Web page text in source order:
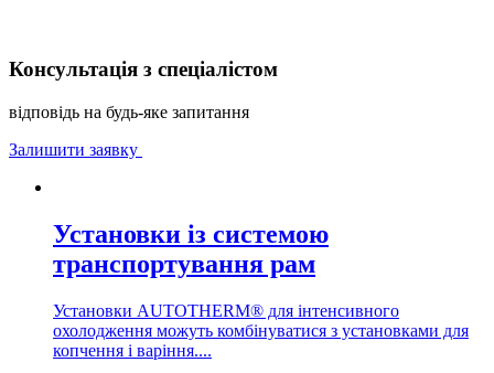
Консультація з спеціалістом
відповідь на будь-яке запитання
Залишити заявку
Установки із системою
транспортування рам
Установки AUTOTHERM® для інтенсивного
охолодження можуть комбінуватися з установками для
копчення і варіння....